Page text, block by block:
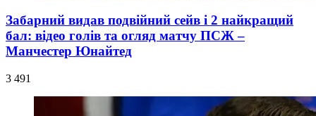
Забарний видав подвійний сейв і 2 найкращий
бал: відео голів та огляд матчу ПСЖ –
Манчестер Юнайтед
3 491